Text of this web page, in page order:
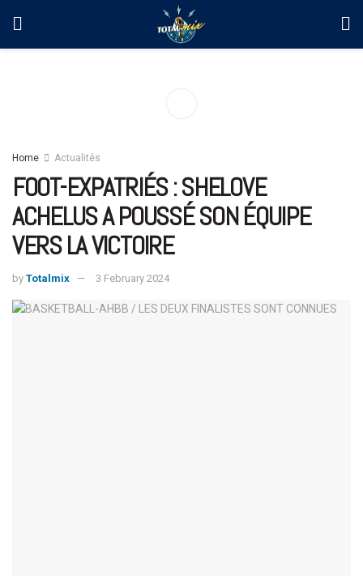
Home Actualités
FOOT-EXPATRIÉS : SHELOVE
ACHELUS A POUSSÉ SON ÉQUIPE
VERS LA VICTOIRE
by Totalmix 3 February 2024